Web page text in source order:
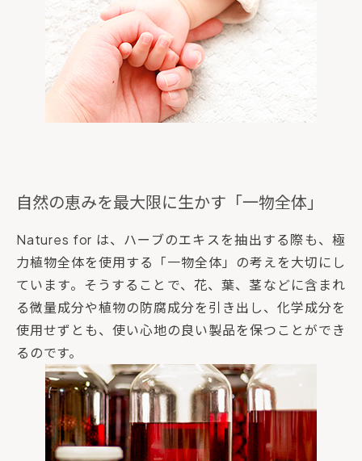
自然の恵みを最大限に生かす「一物全体」
Natures for は、ハーブのエキスを抽出する際も、極
力植物全体を使用する「一物全体」の考えを大切にし
ています。そうすることで、花、葉、茎などに含まれ
る微量成分や植物の防腐成分を引き出し、化学成分を
使用せずとも、使い心地の良い製品を保つことができ
るのです。